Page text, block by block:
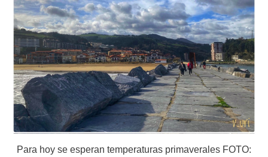
Para hoy se esperan temperaturas primaverales FOTO: